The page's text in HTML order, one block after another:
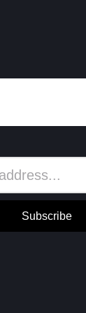
Subscribe